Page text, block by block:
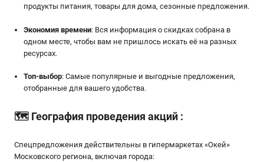
продукты питания, товары для дома, сезонные предложения.
Экономия времени: Вся информация о скидках собрана в
одном месте, чтобы вам не пришлось искать её на разных
ресурсах.
Топ-выбор: Самые популярные и выгодные предложения,
отобранные для вашего удобства.
🗺️ География проведения акций :
Спецпредложения действительны в гипермаркетах «Окей»
Московского региона, включая города: